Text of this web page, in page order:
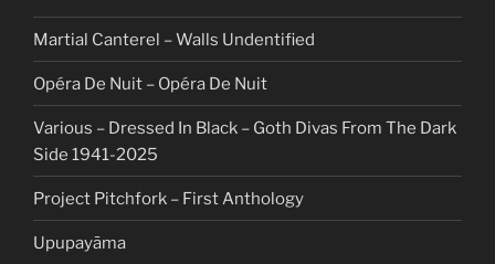
Martial Canterel – Walls Undentified
Opéra De Nuit – Opéra De Nuit
Various – Dressed In Black – Goth Divas From The Dark
Side 1941-2025
Project Pitchfork – First Anthology
Upupayāma